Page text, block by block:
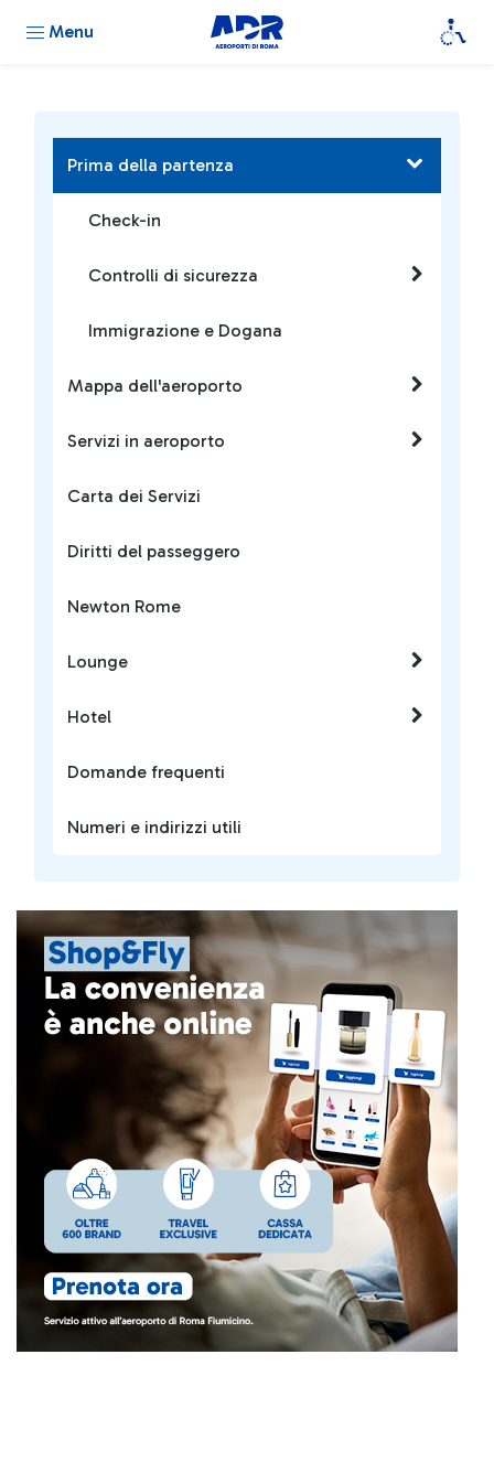
Menu
Prima della partenza
Check-in
Controlli di sicurezza
Immigrazione e Dogana
Mappa dell'aeroporto
Servizi in aeroporto
Carta dei Servizi
Diritti del passeggero
Newton Rome
Lounge
Hotel
Domande frequenti
Numeri e indirizzi utili